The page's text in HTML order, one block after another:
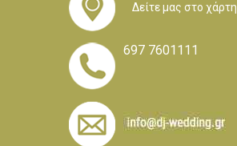
Δείτε μας στο χάρτη
697 7601111